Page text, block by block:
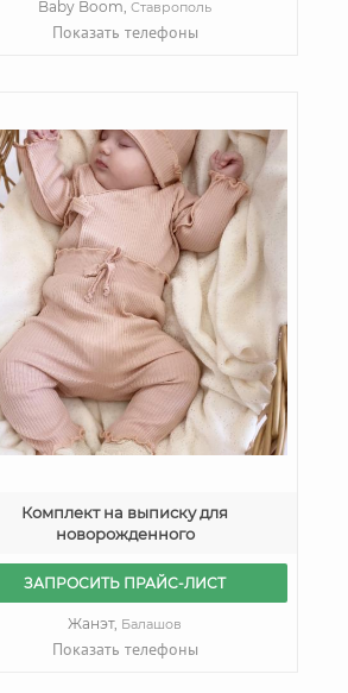
Baby Boom,Ставрополь
Показать телефоны
Комплект на выписку для
новорожденного
ЗАПРОСИТЬ ПРАЙС-ЛИСТ
Жанэт, Балашов
Показать телефоны